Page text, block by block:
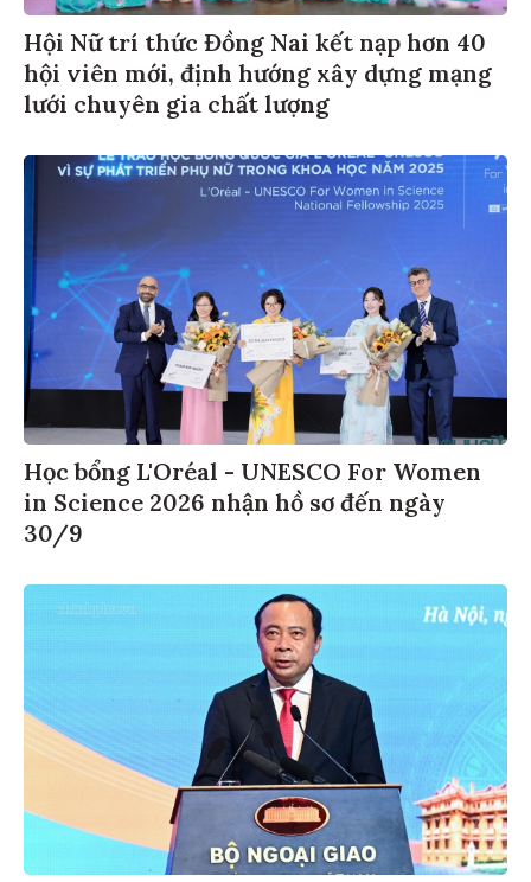
Hội Nữ trí thức Đồng Nai kết nạp hơn 40
hội viên mới, định hướng xây dựng mạng
lưới chuyên gia chất lượng
Học bổng L'Oréal - UNESCO For Women
in Science 2026 nhận hồ sơ đến ngày
30/9